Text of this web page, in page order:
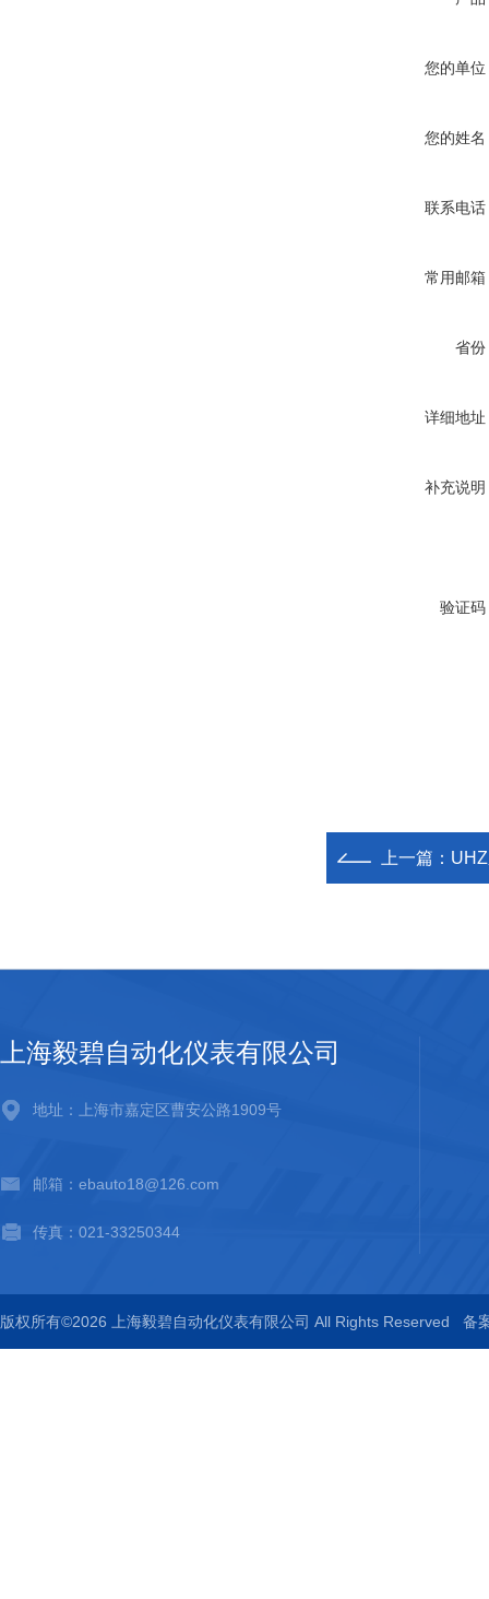
您的单位
您的姓名
联系电话
常用邮箱
省份
详细地址
补充说明
验证码
上一篇：
上海毅碧自动化仪表有限公司
地址：上海市嘉定区曹安公路1909号
邮箱：ebauto18@126.com
传真：021-33250344
版权所有©2026 上海毅碧自动化仪表有限公司 All Rights Reserved 备